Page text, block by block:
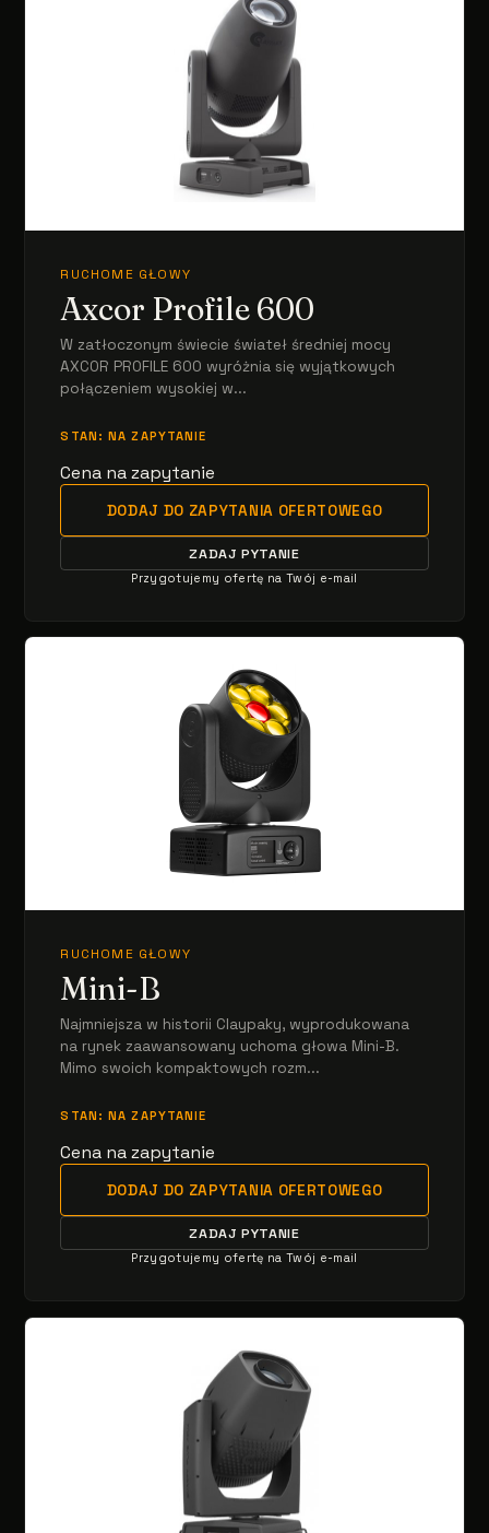
RUCHOME GŁOWY
Axcor Profile 600
W zatłoczonym świecie świateł średniej mocy
AXCOR PROFILE 600 wyróżnia się wyjątkowych
połączeniem wysokiej w...
STAN: NA ZAPYTANIE
Cena na zapytanie
DODAJ DO ZAPYTANIA OFERTOWEGO
ZADAJ PYTANIE
Przygotujemy ofertę na Twój e-mail
RUCHOME GŁOWY
Mini-B
Najmniejsza w historii Claypaky, wyprodukowana
na rynek zaawansowany uchoma głowa Mini-B.
Mimo swoich kompaktowych rozm...
STAN: NA ZAPYTANIE
Cena na zapytanie
DODAJ DO ZAPYTANIA OFERTOWEGO
ZADAJ PYTANIE
Przygotujemy ofertę na Twój e-mail